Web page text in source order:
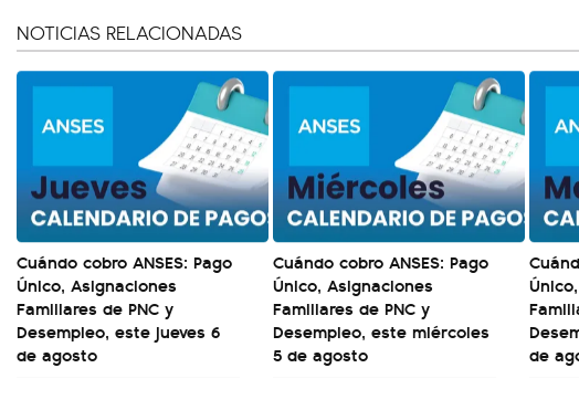
NOTICIAS RELACIONADAS
Cuándo cobro ANSES: Pago
Único, Asignaciones
Familiares de PNC y
Desempleo, este jueves 6
de agosto
Cuándo cobro ANSES: Pago
Único, Asignaciones
Familiares de PNC y
Desempleo, este miércoles
5 de agosto
de